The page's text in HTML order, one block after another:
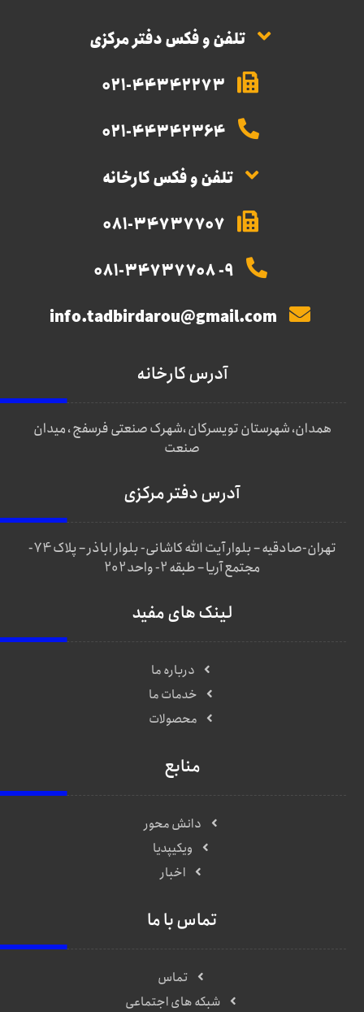
تلفن و فکس دفتر مرکزی
021-44342273
021-44342364
تلفن و فکس کارخانه
081-34737707
9- 081-34737708
info.tadbirdarou@gmail.com
آدرس کارخانه
همدان، شهرستان تویسرکان ،شهرک صنعتی فرسفج ، میدان
صنعت
آدرس دفتر مرکزی
تهران-صادقیه – بلوار آیت الله کاشانی- بلوار اباذر – پلاک 74-
مجتمع آریا – طبقه 2- واحد 202
لینک های مفید
درباره ما
خدمات ما
محصولات
منابع
دانش محور
ویکیپدیا
اخبار
تماس با ما
تماس
شبکه های اجتماعی